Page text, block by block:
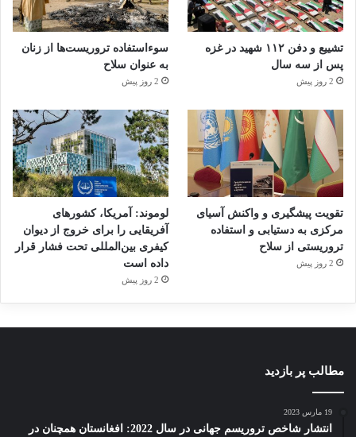
تشییع و دفن ۱۱۲ شهید در غزه
پس از سه سال
2 روز پیش
سوءاستفاده تروریست‌ها از زنان
به عنوان سلاح
2 روز پیش
تقویت پیشگیری و واکنش آسیای
مرکزی به دستیابی و استفاده
تروریستی از سلاح
2 روز پیش
لوموند: آمریکا، کشورهای
آفریقایی را برای خروج از دیوان
کیفری بین‌المللی تحت فشار قرار
داده است
2 روز پیش
مطالب پر بازدید
19 مارس 2023
انتشار شاخص تروریسم جهانی در سال 2022: افغانستان همچنان در